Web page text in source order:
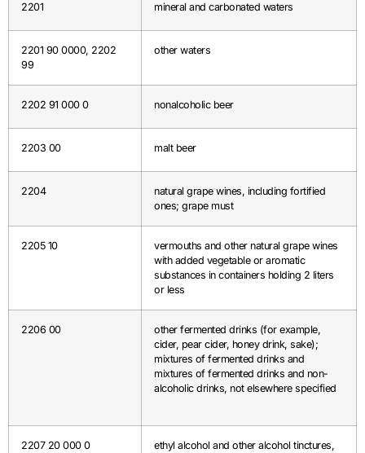
2201 mineral and carbonated waters
2201 90 0000, 2202
99
other waters
2202 91 000 0 nonalcoholic beer
2203 00 malt beer
2204
natural grape wines, including fortified
ones; grape must
2205 10
vermouths and other natural grape wines
with added vegetable or aromatic
substances in containers holding 2 liters
or less
2206 00
other fermented drinks (for example,
cider, pear cider, honey drink, sake);
mixtures of fermented drinks and
mixtures of fermented drinks and non-
alcoholic drinks, not elsewhere specified
2207 20 000 0 ethyl alcohol and other alcohol tinctures,